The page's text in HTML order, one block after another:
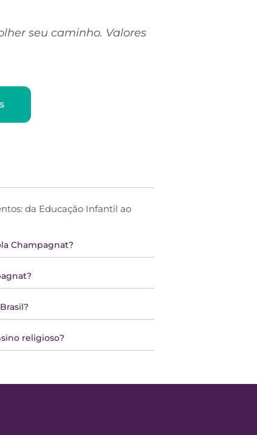
seu caminho. Valores
da Educação Infantil ao
Champagnat?
religioso?